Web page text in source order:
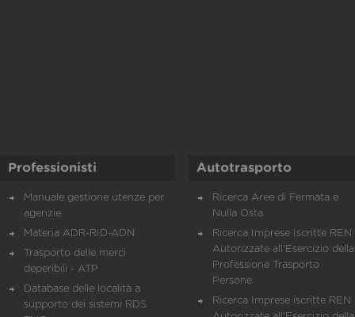
Professionisti
Manuale gestione utenze per
agenzie
Materia ADR-RID-ADN
Trasporto delle merci
deperibili - ATP
Database delle località a
supporto dei sistemi RDS
Autotrasporto
Ricerca Aree di Fermata e
Nulla Osta
Ricerca Imprese Iscritte REN
Autorizzate all'Esercizio della
Professione Trasporto
Persone
Ricerca Imprese iscritte REN